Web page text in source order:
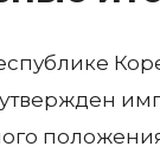
утвержден